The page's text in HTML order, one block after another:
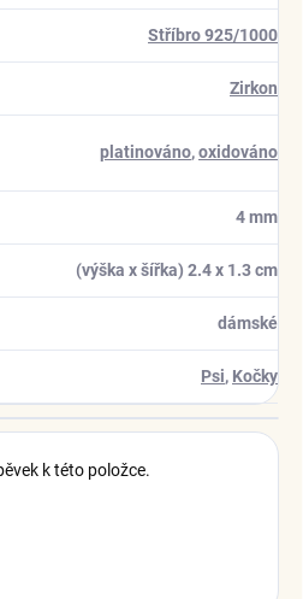
Stříbro 925/1000
Zirkon
platinováno,oxidováno
4 mm
(výška x šířka) 2.4 x 1.3 cm
dámské
Psi, Kočky
k této položce.